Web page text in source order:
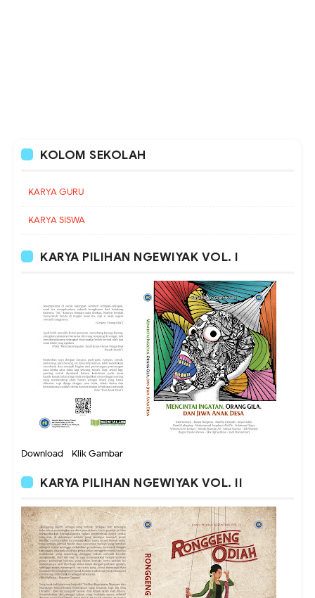
KOLOM SEKOLAH
KARYA GURU
KARYA SISWA
KARYA PILIHAN NGEWIYAK VOL. I
Download - Klik Gambar
KARYA PILIHAN NGEWIYAK VOL. II